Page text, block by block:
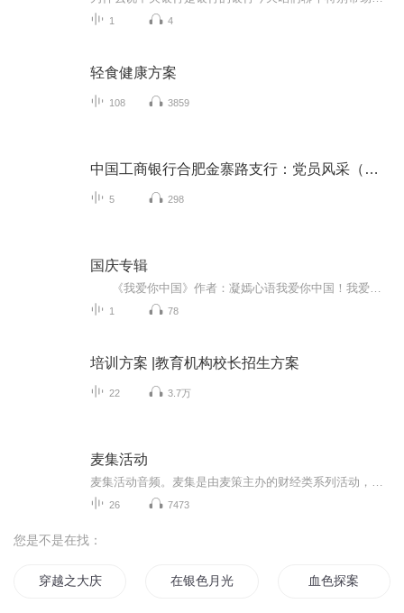
1 4
轻食健康方案
108 3859
中国工商银行合肥金寨路支行：党员风采（活动）
5 298
国庆专辑
1 78
培训方案 |教育机构校长招生方案
22 3.7万
麦集活动
26 7473
您是不是在找：
穿越之大庆帝国 在银色月光下 血色探案